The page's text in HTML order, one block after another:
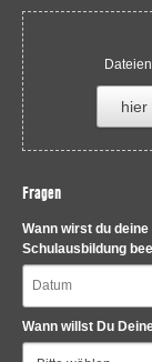
hier
Fragen
Wann wirst du
Schulausbildung
Wann willst Du